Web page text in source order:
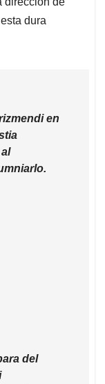
dura
en
del